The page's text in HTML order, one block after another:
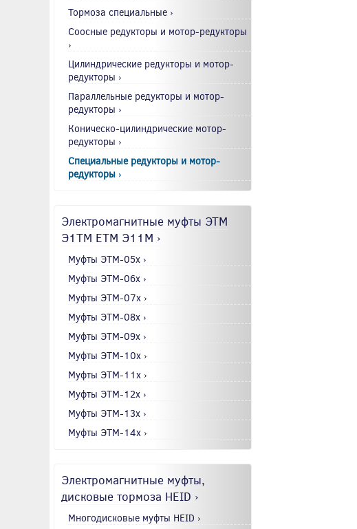
Тормоза специальные ›
Соосные редукторы и мотор-редукторы
›
Цилиндрические редукторы и мотор-
редукторы ›
Параллельные редукторы и мотор-
редукторы ›
Коническо-цилиндрические мотор-
редукторы ›
Специальные редукторы и мотор-
редукторы ›
Электромагнитные муфты ЭТМ
Э1ТМ ETM Э11М ›
Муфты ЭТМ-05x ›
Муфты ЭТМ-06x ›
Муфты ЭТМ-07x ›
Муфты ЭТМ-08x ›
Муфты ЭТМ-09x ›
Муфты ЭТМ-10x ›
Муфты ЭТМ-11x ›
Муфты ЭТМ-12x ›
Муфты ЭТМ-13x ›
Муфты ЭТМ-14x ›
Электромагнитные муфты,
дисковые тормоза HEID ›
Многодисковые муфты HEID ›